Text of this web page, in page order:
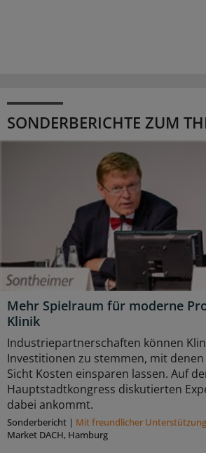
SONDERBERICHTE ZUM
Mehr Spielraum für moderne
Klinik
Industriepartnerschaften können
Investitionen zu stemmen, mit denen
Sicht Kosten einsparen lassen. Auf
Hauptstadtkongress diskutierten
dabei ankommt.
Sonderbericht | Mit freundlicher
Market DACH, Hamburg